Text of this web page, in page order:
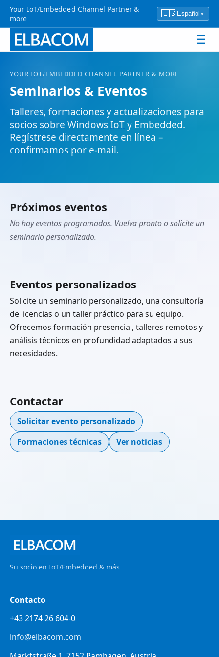
Your IoT/Embedded Channel Partner &
more
🇪🇸Español ▾
☰
YOUR IOT/EMBEDDED CHANNEL PARTNER & MORE
Seminarios & Eventos
Talleres, formaciones y actualizaciones para
socios sobre WindowsIoTy Embedded.
Regístrese directamente en línea –
confirmamos por e-mail.
Próximos eventos
No hay eventos programados. Vuelva pronto o solicite un
seminario personalizado.
Eventos personalizados
Solicite un seminario personalizado, una consultoría
de licencias o un taller práctico para su equipo.
Ofrecemos formación presencial, talleres remotos y
análisis técnicos en profundidad adaptados a sus
necesidades.
Contactar
Solicitar evento personalizado
Formaciones técnicas
Ver noticias
Su socio en IoT/Embedded & más
Contacto
+43 2174 26 604-0
info@elbacom.com